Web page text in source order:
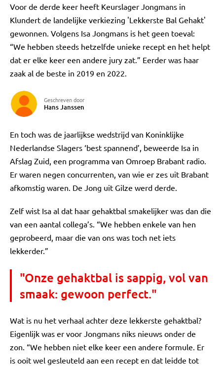
Voor de derde keer heeft Keurslager Jongmans in
Klundert de landelijke verkiezing 'Lekkerste Bal Gehakt'
gewonnen. Volgens Isa Jongmans is het geen toeval:
“We hebben steeds hetzelfde unieke recept en het helpt
dat er elke keer een andere jury zat.” Eerder was haar
zaak al de beste in 2019 en 2022.
Geschreven door
Hans Janssen
En toch was de jaarlijkse wedstrijd van Koninklijke
Nederlandse Slagers ‘best spannend’, beweerde Isa in
Afslag Zuid, een programma van Omroep Brabant radio.
Er waren negen concurrenten, van wie er zes uit Brabant
afkomstig waren. De Jong uit Gilze werd derde.
Zelf wist Isa al dat haar gehaktbal smakelijker was dan die
van een aantal collega’s. “We hebben enkele van hen
geprobeerd, maar die van ons was toch net iets
lekkerder.”
"Onze gehaktbal is sappig, vol van
smaak: gewoon perfect."
Wat is nu het verhaal achter deze lekkerste gehaktbal?
Eigenlijk was er voor Jongmans niks nieuws onder de
zon. “We hebben niet elke keer een andere formule. Er
is ooit wel gesleuteld aan een recept en dat leidde tot